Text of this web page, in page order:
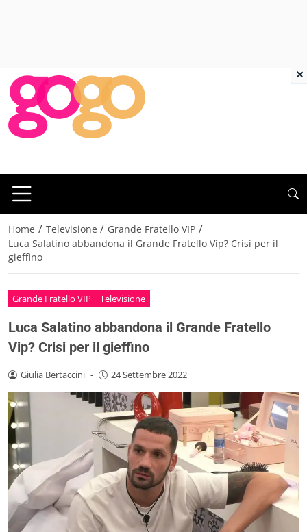
Home / Televisione / Grande Fratello VIP /
Luca Salatino abbandona il Grande Fratello Vip? Crisi per il
gieffino
Grande Fratello VIP Televisione
Luca Salatino abbandona il Grande Fratello
Vip? Crisi per il gieffino
Giulia Bertaccini - 24 Settembre 2022
×